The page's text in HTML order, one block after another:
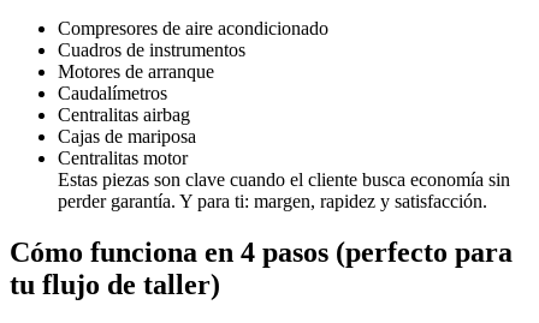
Compresores de aire acondicionado
Cuadros de instrumentos
Motores de arranque
Caudalímetros
Centralitas airbag
Cajas de mariposa
Centralitas motor
Estas piezas son clave cuando el cliente busca economía sin
perder garantía. Y para ti: margen, rapidez y satisfacción.
Cómo funciona en 4 pasos (perfecto para
tu flujo de taller)